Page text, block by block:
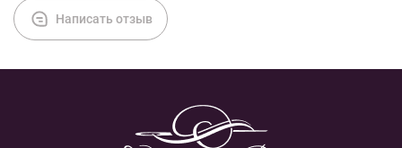
Написать отзыв